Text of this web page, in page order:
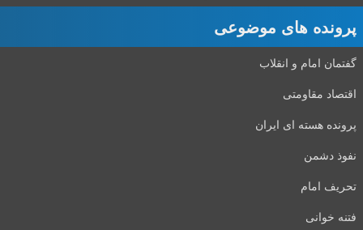
پرونده های موضوعی
گفتمان امام و انقلاب
اقتصاد مقاومتی
پرونده هسته ای ایران
نفوذ دشمن
تحریف امام
فتنه خوانی